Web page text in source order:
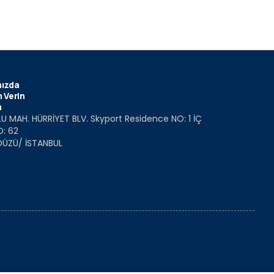
Verin
MAH. HÜRRİYET BLV. Skyport Residence NO: 1 İÇ
62
İSTANBUL